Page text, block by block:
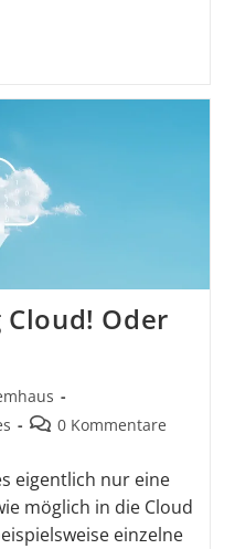
Oder
0 Kommentare
eigentlich nur eine
möglich in die Cloud
einzelne